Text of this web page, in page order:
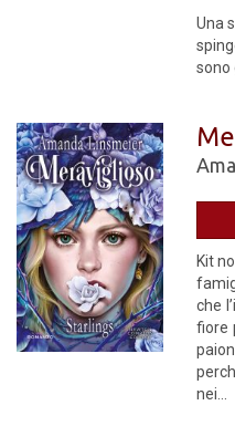
Una
sono
Kit
che
fiore
nei...